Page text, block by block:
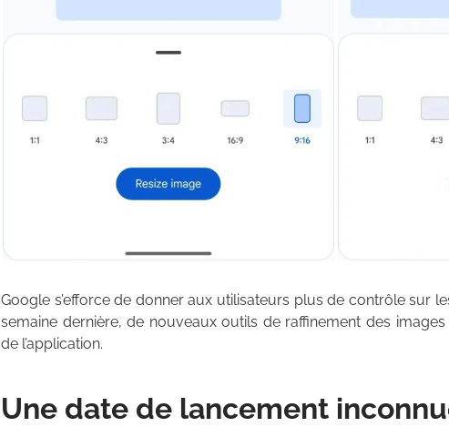
Google s’efforce de donner aux utilisateurs plus de contrôle sur
semaine dernière, de nouveaux outils de raffinement des
de l’application.
Une date de lancement